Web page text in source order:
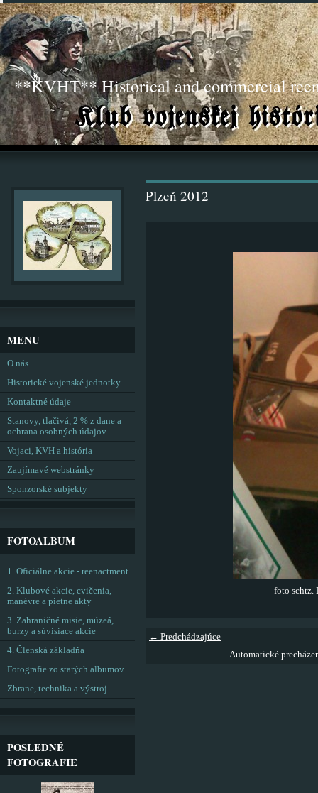
**KVHT** Historical and commercial
Plzeň 2012
foto schtz.
← Predchádzajúce
Automatické
MENU
O nás
Historické vojenské jednotky
Kontaktné údaje
Stanovy, tlačivá, 2 % z dane a
ochrana osobných údajov
Vojaci, KVH a história
Zaujímavé webstránky
Sponzorské subjekty
FOTOALBUM
1. Oficiálne akcie - reenactment
2. Klubové akcie, cvičenia,
manévre a pietne akty
3. Zahraničné misie, múzeá,
burzy a súvisiace akcie
4. Členská základňa
Fotografie zo starých albumov
Zbrane, technika a výstroj
POSLEDNÉ
FOTOGRAFIE